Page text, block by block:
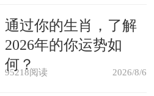
层还有很多，十四楼
“实死”的十四楼呢？
通过你的生肖，了解
2026年的你运势如
何？
95218阅读 2026/8/6